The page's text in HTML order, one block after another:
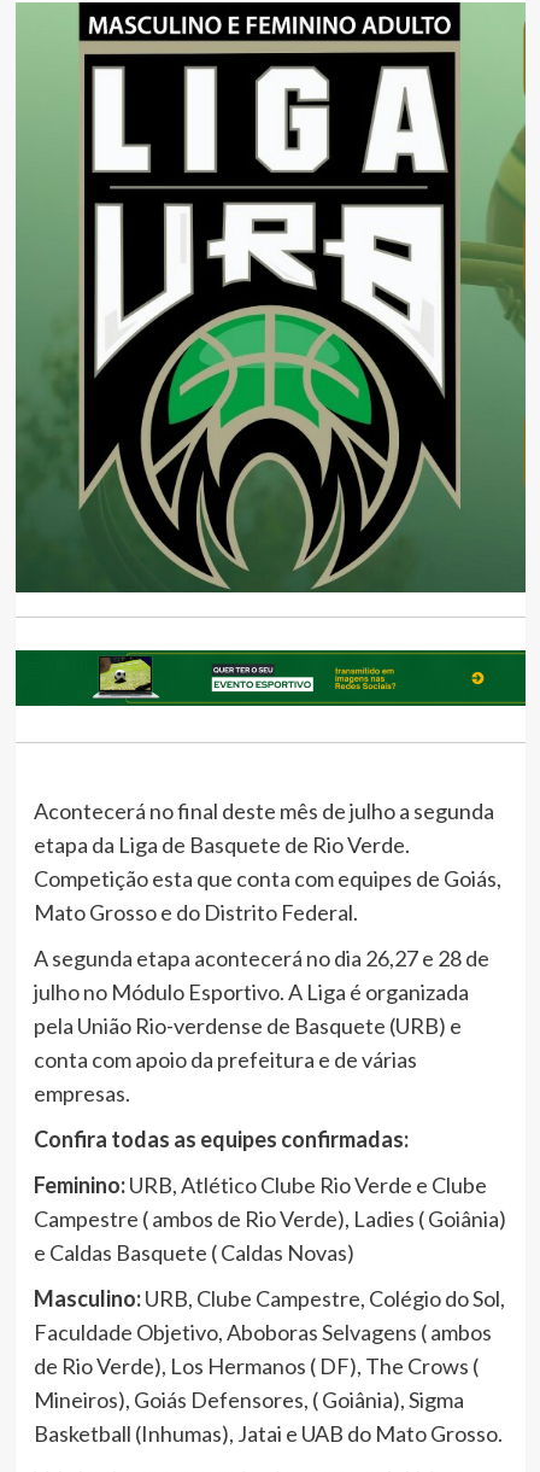
Acontecerá no final deste mês de julho a segunda
etapa da Liga de Basquete de Rio Verde.
Competição esta que conta com equipes de Goiás,
Mato Grosso e do Distrito Federal.
A segunda etapa acontecerá no dia 26,27 e 28 de
julho no Módulo Esportivo. A Liga é organizada
pela União Rio-verdense de Basquete (URB) e
conta com apoio da prefeitura e de várias
empresas.
Confira todas as equipes confirmadas:
Feminino:URB, Atlético Clube Rio Verde e Clube
Campestre ( ambos de Rio Verde), Ladies ( Goiânia)
e Caldas Basquete ( Caldas Novas)
Masculino:URB, Clube Campestre, Colégio do Sol,
Faculdade Objetivo, Aboboras Selvagens ( ambos
de Rio Verde), Los Hermanos ( DF), The Crows (
Mineiros), Goiás Defensores, ( Goiânia), Sigma
Basketball (Inhumas), Jatai e UAB do Mato Grosso.